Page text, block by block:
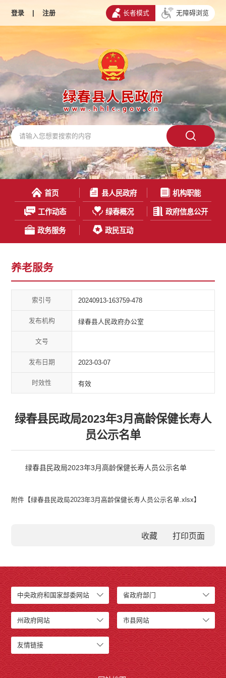
登录 | 注册 长者模式 无障碍浏览
首页 县人民政府 机构职能
工作动态 绿春概况 政府信息公开
政务服务 政民互动
养老服务
索引号 20240913-163759-478
发布机构 绿春县人民政府办公室
文号
发布日期 2023-03-07
时效性 有效
绿春县民政局2023年3月高龄保健长寿人
员公示名单
绿春县民政局2023年3月高龄保健长寿人员公示名单
附件【绿春县民政局2023年3月高龄保健长寿人员公示名单.xlsx】
收藏
中央政府和国家部委网站 省政府部门
州政府网站 市县网站
友情链接